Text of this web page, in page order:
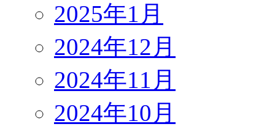
2025年1月
2024年12月
2024年11月
2024年10月